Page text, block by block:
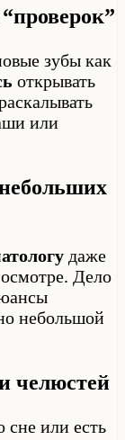
зубы как
открывать
или
даже
Дело
небольшой
челюстей
сне или есть